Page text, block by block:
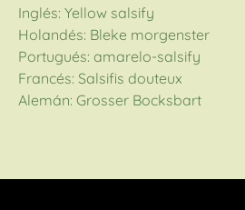
Inglés: Yellow salsify
Holandés: Bleke morgenster
Portugués: amarelo-salsify
Francés: Salsifis douteux
Alemán: Grosser Bocksbart